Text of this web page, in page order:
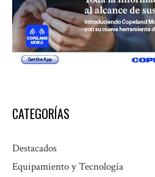
CATEGORÍAS
Destacados
Equipamiento y Tecnología